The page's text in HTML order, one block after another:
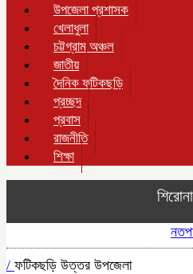
উপজেলা প্রশাসক
খেলাধুলা
চট্টগ্রাম অঞ্চল
জাতীয়
দৈনিক ফটিকছড়ি
প্রচ্ছদ
প্রবাস
রাজনীতি
শিক্ষা
/ ফটিকছড়ি উত্তর উপজেলা